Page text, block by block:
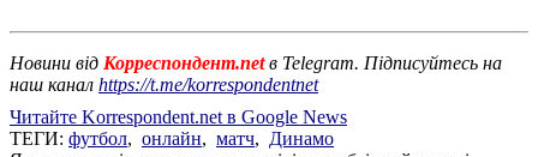
Новини від Корреспондент.netв Telegram. Підписуйтесь на
наш канал https://t.me/korrespondentnet
Читайте Korrespondent.net в Google News
ТЕГИ: футбол, онлайн, матч, Динамо